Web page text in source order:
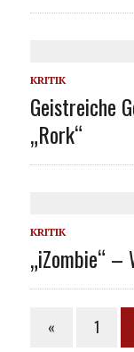
KRITIK
Geistreiche
„Rork“
KRITIK
„iZombie“ –
« 1